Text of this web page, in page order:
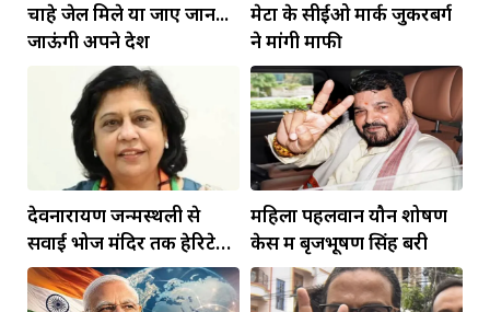
चाहे जेल मिले या जाए जान...
जाऊंगी अपने देश
मेटा के सीईओ मार्क जुकरबर्ग
ने मांगी माफी
देवनारायण जन्मस्थली से
सवाई भोज मंदिर तक हेरिटेज
कॉरिडोर बनाने की मांग
महिला पहलवान यौन शोषण
केस में बृजभूषण सिंह बरी